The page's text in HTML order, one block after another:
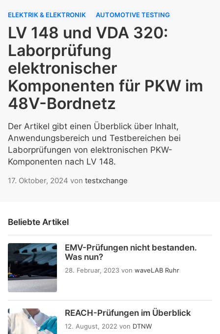
ELEKTRIK & ELEKTRONIK AUTOMOTIVE TESTING
LV 148 und VDA 320:
Laborprüfung
elektronischer
Komponenten für PKW im
48V-Bordnetz
Der Artikel gibt einen Überblick über Inhalt,
Anwendungsbereich und Testbereichen bei
Laborprüfungen von elektronischen PKW-
Komponenten nach LV 148.
17. Oktober, 2024 von testxchange
Beliebte Artikel
EMV-Prüfungen nicht bestanden.
Was nun?
28. Februar, 2023 von waveLAB Ruhr
REACH-Prüfungen im Überblick
12. August, 2022 von DTNW